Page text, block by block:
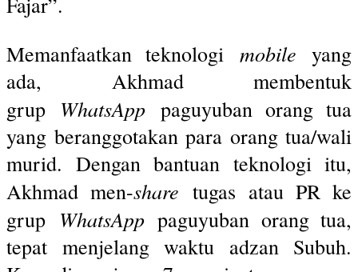
Memanfaatkan teknologi mobile yang
ada, Akhmad membentuk
grup WhatsApp paguyuban orang tua
yang beranggotakan para orang tua/wali
murid. Dengan bantuan teknologi itu,
Akhmad men-share tugas atau PR ke
grup WhatsApppaguyuban orang tua,
tepat menjelang waktu adzan Subuh.